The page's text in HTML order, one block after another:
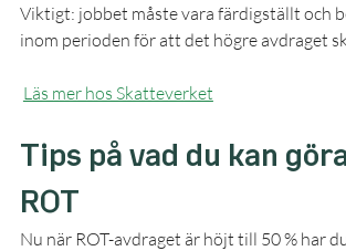
Viktigt: jobbet måste vara färdigställt och
inom perioden för att det högre avdraget
Läs mer hos Skatteverket
Tips på vad du kan
ROT
Nu när ROT-avdraget är höjt till 50 % har